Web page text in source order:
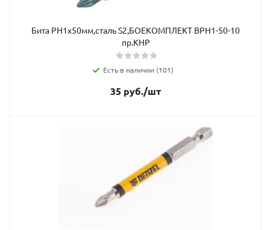
Бита РН1х50мм,сталь S2,БОЕКОМПЛЕКТ ВРН1-50-10
пр.КНР
Есть в наличии (101)
35 руб./шт